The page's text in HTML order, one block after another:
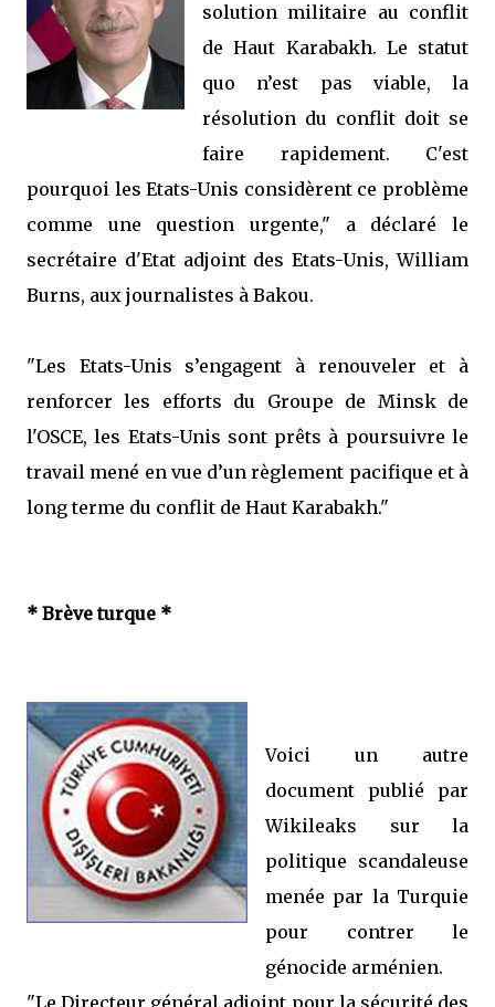
solution militaire au conflit
de Haut Karabakh. Le statut
quo n’est pas viable, la
résolution du conflit doit se
faire rapidement. C'est
pourquoi les Etats-Unis considèrent ce problème
comme une question urgente," a déclaré le
secrétaire d'Etat adjoint des Etats-Unis, William
Burns, aux journalistes à Bakou.
"Les Etats-Unis s’engagent à renouveler et à
renforcer les efforts du Groupe de Minsk de
l'OSCE, les Etats-Unis sont prêts à poursuivre le
travail mené en vue d’un règlement pacifique et à
long terme du conflit de Haut Karabakh."
* Brève turque *
Voici un autre
document publié par
Wikileaks sur la
politique scandaleuse
menée par la Turquie
pour contrer le
génocide arménien.
"Le Directeur général adjoint pour la sécurité des